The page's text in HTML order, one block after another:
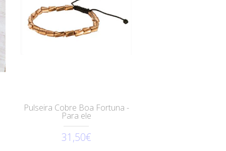
Pulseira Cobre Boa Fortuna -
Para ele
31,50€